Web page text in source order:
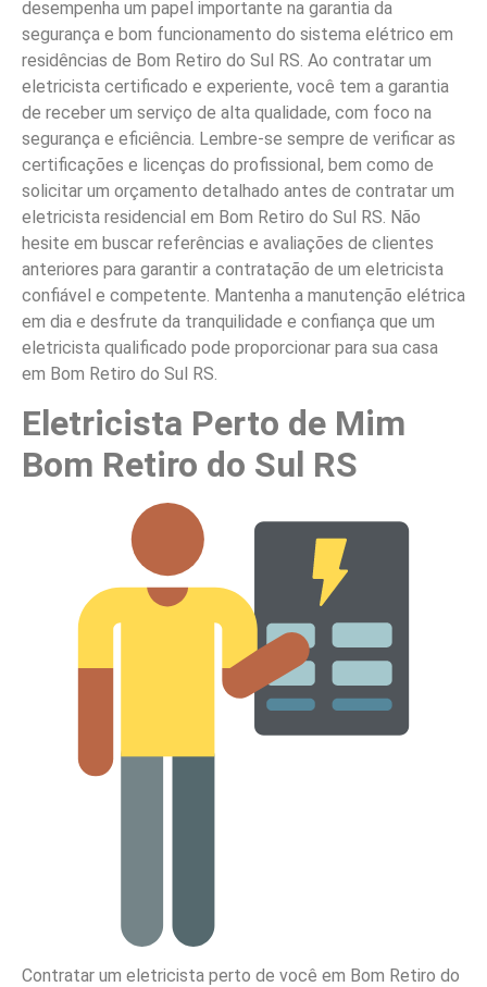
desempenha um papel importante na garantia da
segurança e bom funcionamento do sistema elétrico em
residências de Bom Retiro do Sul RS. Ao contratar um
eletricista certificado e experiente, você tem a garantia
de receber um serviço de alta qualidade, com foco na
segurança e eficiência. Lembre-se sempre de verificar as
certificações e licenças do profissional, bem como de
solicitar um orçamento detalhado antes de contratar um
eletricista residencial em Bom Retiro do Sul RS. Não
hesite em buscar referências e avaliações de clientes
anteriores para garantir a contratação de um eletricista
confiável e competente. Mantenha a manutenção elétrica
em dia e desfrute da tranquilidade e confiança que um
eletricista qualificado pode proporcionar para sua casa
em Bom Retiro do Sul RS.
Eletricista Perto de Mim
Bom Retiro do Sul RS
Contratar um eletricista perto de você em Bom Retiro do